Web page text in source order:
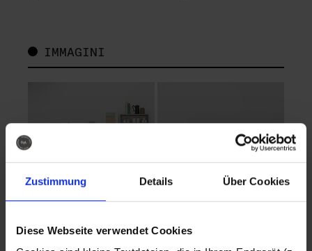
Zustimmung Details Über Cookies
Diese Webseite verwendet Cookies
IMMAGINI